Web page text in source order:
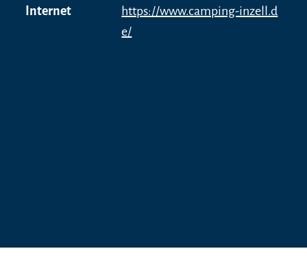
Internet
https://www.camping-inzell.d
e/